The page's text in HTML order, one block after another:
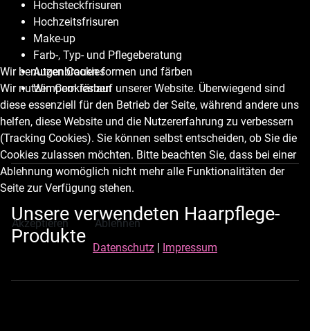
Hochsteckfrisuren
Hochzeitsfrisuren
Make-up
Farb-, Typ- und Pflegeberatung
Augenbrauen formen und färben
Wimpern färben
Unsere verwendeten Haarpflege-
Produkte
Wir benutzen Cookies
Wir nutzen Cookies auf unserer Website. Überwiegend sind
diese essenziell für den Betrieb der Seite, während andere uns
helfen, diese Website und die Nutzererfahrung zu verbessern
(Tracking Cookies). Sie können selbst entscheiden, ob Sie die
Cookies zulassen möchten. Bitte beachten Sie, dass bei einer
Ablehnung womöglich nicht mehr alle Funktionalitäten der
Seite zur Verfügung stehen.
Akzeptieren
Ablehnen
Datenschutz | Impressum